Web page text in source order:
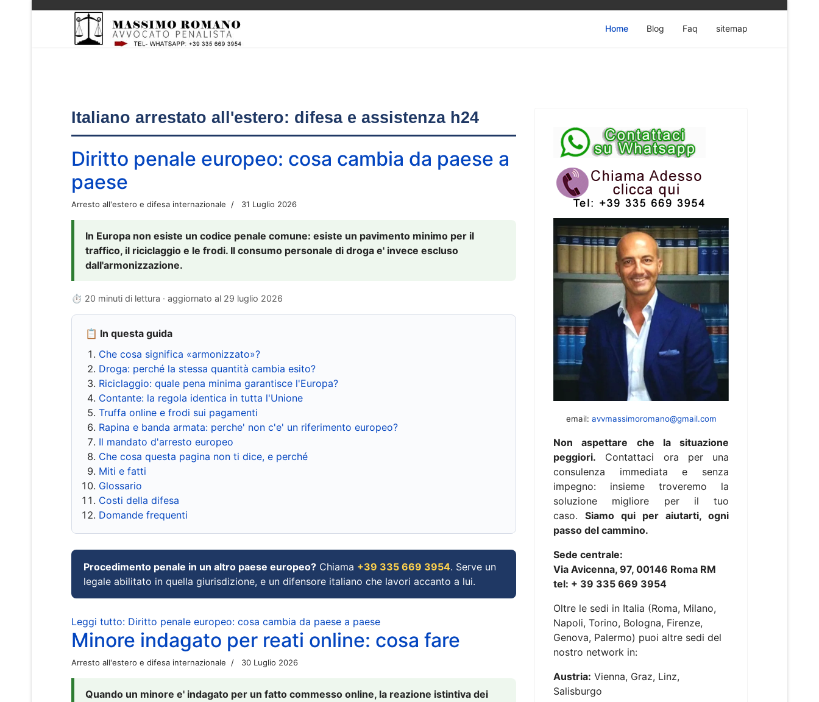
Home Blog Faq sitemap
Italiano arrestato all'estero: difesa e assistenza h24
Diritto penale europeo: cosa cambia da paese a
paese
Arresto all'estero e difesa internazionale 31 Luglio 2026
In Europa non esiste un codice penale comune: esiste un pavimento minimo per il
traffico, il riciclaggio e le frodi. Il consumo personale di droga e' invece escluso
dall'armonizzazione.
⏱ 20 minuti di lettura · aggiornato al 29 luglio 2026
📋 In questa guida
Che cosa significa «armonizzato»?
Droga: perché la stessa quantità cambia esito?
Riciclaggio: quale pena minima garantisce l'Europa?
Contante: la regola identica in tutta l'Unione
Truffa online e frodi sui pagamenti
Rapina e banda armata: perche' non c'e' un riferimento europeo?
Il mandato d'arresto europeo
Che cosa questa pagina non ti dice, e perché
Miti e fatti
Glossario
Costi della difesa
Domande frequenti
Procedimento penale in un altro paese europeo? Chiama +39 335 669 3954. Serve un
legale abilitato in quella giurisdizione, e un difensore italiano che lavori accanto a lui.
Leggi tutto: Diritto penale europeo: cosa cambia da paese a paese
Minore indagato per reati online: cosa fare
Arresto all'estero e difesa internazionale 30 Luglio 2026
Quando un minore e' indagato per un fatto commesso online, la reazione istintiva dei
email: avvmassimoromano@gmail.com
Non aspettare che la situazione
peggiori. Contattaci ora per una
consulenza immediata e senza
impegno: insieme troveremo la
soluzione migliore per il tuo
caso. Siamo qui per aiutarti, ogni
passo del cammino.
Sede centrale:
Via Avicenna, 97, 00146 Roma RM
tel: + 39 335 669 3954
Oltre le sedi in Italia (Roma, Milano,
Napoli, Torino, Bologna, Firenze,
Genova, Palermo) puoi altre sedi del
nostro network in:
Austria: Vienna, Graz, Linz,
Salisburgo